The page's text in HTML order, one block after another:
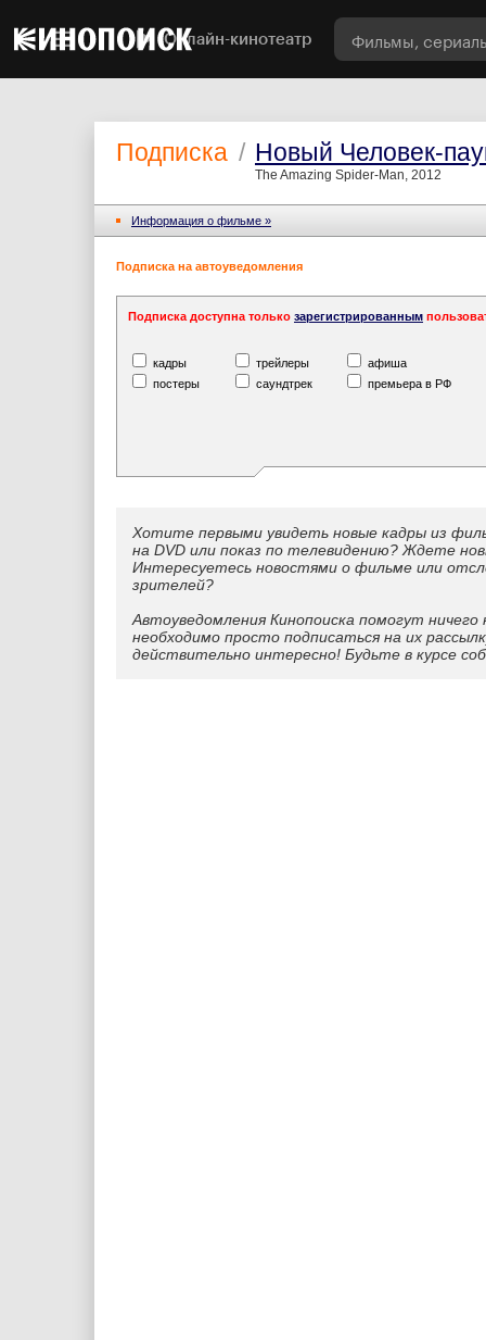
Онлайн-кинотеатр
Подписка / Новый Человек-
The Amazing Spider-Man, 2012
Информация o фильме »
Подписка на автоуведомления
Подписка доступна только зарегистрированным
кадры трейлеры
афиша
постеры
саундтрек премьера в РФ
Хотите первыми увидеть новые кадры из
на DVD или показ по телевидению? Ждете
Интересуетесь новостями о фильме или
зрителей?
Автоуведомления Кинопоиска помогут
необходимо просто подписаться на их
действительно интересно! Будьте в курсе